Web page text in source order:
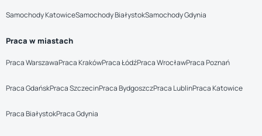
Samochody KatowiceSamochody BiałystokSamochody Gdynia
Praca w miastach
Praca WarszawaPraca KrakówPraca ŁódźPraca WrocławPraca Poznań
Praca GdańskPraca SzczecinPraca BydgoszczPraca LublinPraca Katowice
Praca BiałystokPraca Gdynia